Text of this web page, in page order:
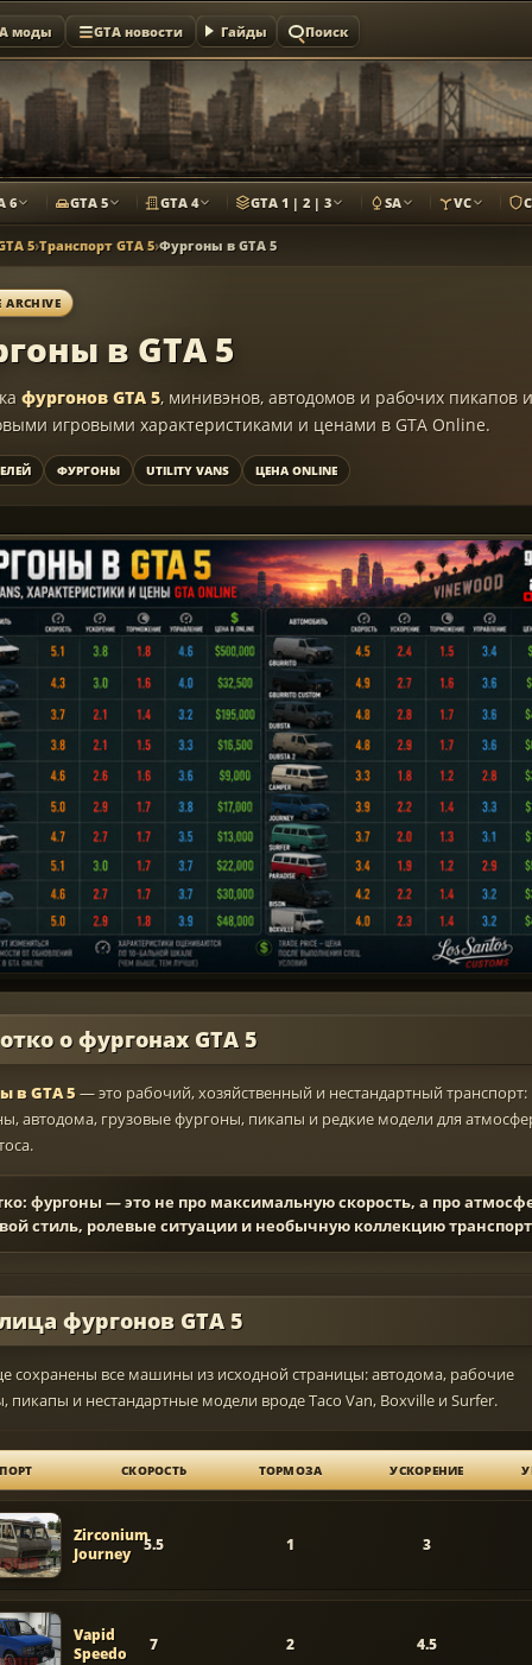
моды GTA новости Гайды Поиск
6 GTA 5 GTA 4 GTA 1 | 2 | 3 SA VC
5›Транспорт GTA 5›Фургоны в GTA 5
ARCHIVE
в GTA 5
фургонов GTA 5, минивэнов, автодомов и рабочих пикапов
игровыми характеристиками и ценами в GTA Online.
ФУРГОНЫ UTILITY VANS ЦЕНА ONLINE
о фургонах GTA 5
в GTA 5— это рабочий, хозяйственный и нестандартный транспорт:
автодома, грузовые фургоны, пикапы и редкие модели для
фургоны — это не про максимальную скорость, а про
стиль, ролевые ситуации и необычную коллекцию
фургонов GTA 5
сохранены все машины из исходной страницы: автодома, рабочие
пикапы и нестандартные модели вроде Taco Van, Boxville и Surfer.
СКОРОСТЬ ТОРМОЗА УСКОРЕНИЕ
Zirconium
Journey
5.5 1 3
Vapid
Speedo
7 2 4.5